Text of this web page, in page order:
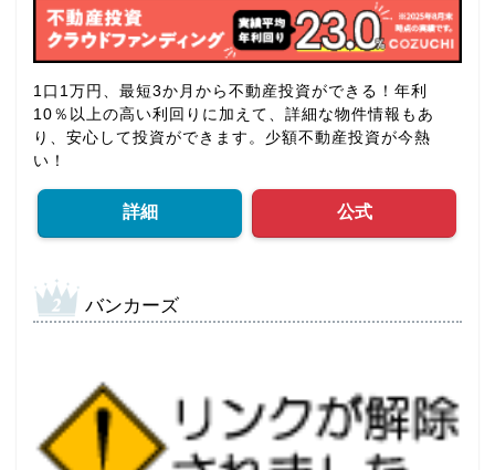
1口1万円、最短3か月から不動産投資ができる！年利
10％以上の高い利回りに加えて、詳細な物件情報もあ
り、安心して投資ができます。少額不動産投資が今熱
い！
詳細 公式
バンカーズ